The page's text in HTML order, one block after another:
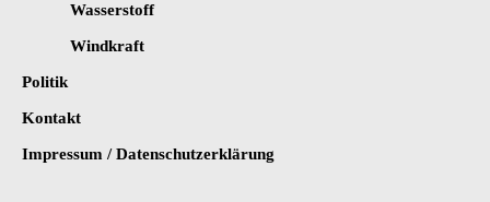
Wasserstoff
Windkraft
Politik
Kontakt
Impressum / Datenschutzerklärung